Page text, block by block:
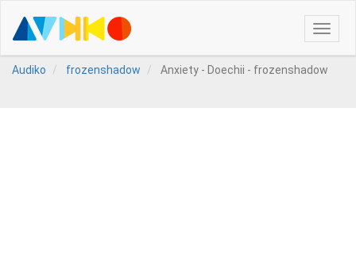
Toggle
Audiko
frozenshadow Anxiety - Doechii - frozenshadow